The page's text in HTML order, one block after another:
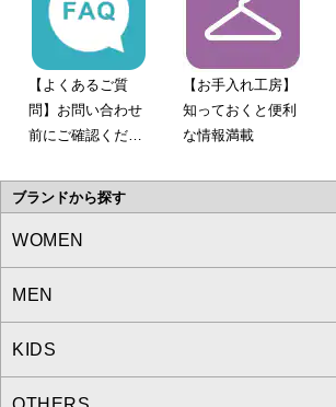
【よくあるご質
問】お問い合わせ
前にご確認くださ
【お手入れ工房】
知っておくと便利
な情報満載
ブランドから探す
WOMEN
a.v.v
MICHEL KLEIN
MEN
a.v.v
KIDS